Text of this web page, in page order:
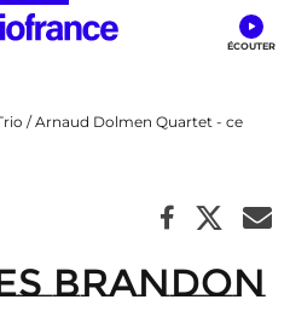
/ Arnaud Dolmen Quartet - ce
Brandon